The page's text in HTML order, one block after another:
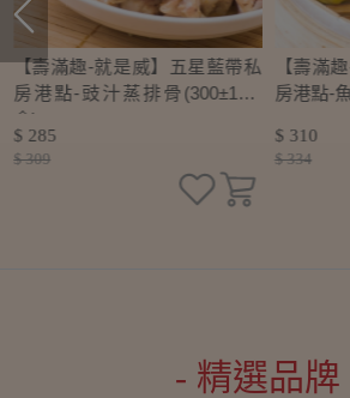
【壽滿趣-就是威】五星藍帶私
房港點-豉汁蒸排骨(300±10g/
盒)
$ 285
$ 309
【壽滿
房港點-
$ 310
$ 334
- 精選品牌